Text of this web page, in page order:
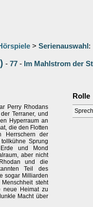
> Serienauswahl :
- 77 - Im Mahlstrom der
Perry Rhodans
Terraner, und
Hyperraum an
die den Flotten
Herrschern der
Sprung
und Mond
aber nicht
und die
Teil des
sogar Milliarden
steht
neue Heimat zu
Macht über
Rolle